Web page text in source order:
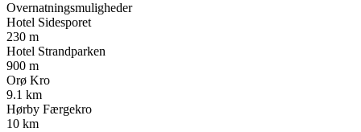
Overnatningsmuligheder
Hotel Sidesporet
230 m
Hotel Strandparken
900 m
Orø Kro
9.1 km
Hørby Færgekro
10 km